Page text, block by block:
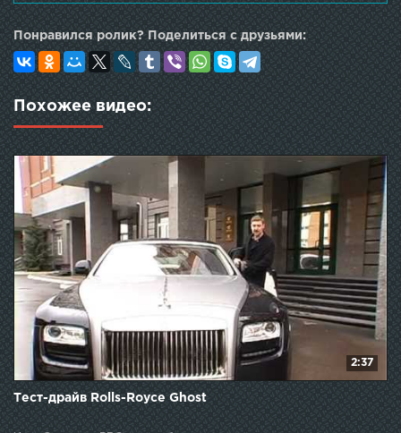
Понравился ролик? Поделиться с друзьями:
Похожее видео:
2:37
Тест-драйв Rolls-Royce Ghost